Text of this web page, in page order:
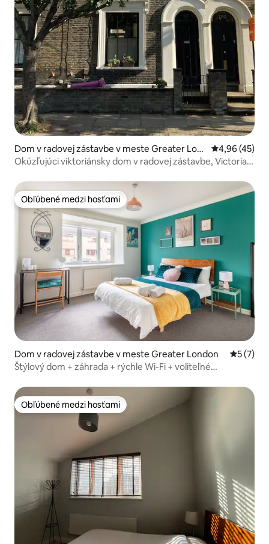
Dom v radovej zástavbe v meste Greater Lon
don
Priemerné
4,96 (45)
Okúzľujúci viktoriánsky dom v radovej zástavbe, Victoria
Obľúbené medzi hosťami
Obľúbené medzi hosťami
Dom v radovej zástavbe v meste Greater London
5 (7)
Štýlový dom + záhrada + rýchle Wi-Fi + voliteľné
Obľúbené medzi hosťami
Obľúbené medzi hosťami